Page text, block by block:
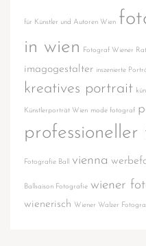
für Künstler und Autoren Wien
in wien
Fotograf Wiener
imagogestalter inszenierte
kreatives portrait
Künstlerporträt Wien mode fotograf
Fotografie Ball vienna
Ballsaison Fotografie wiener
wienerisch Wiener Walzer